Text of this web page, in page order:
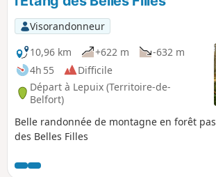
Visorandonneur
10,96 km
+622 m
-632 m
4h 55
Difficile
Départ à Lepuix (Territoire-de-
Belfort)
Belle randonnée de montagne en forêt
des Belles Filles